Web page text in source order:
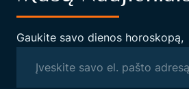
Gaukite savo dienos horoskopą,